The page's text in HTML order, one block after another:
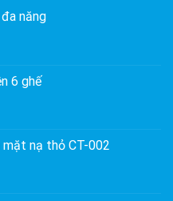
năng
6 ghế
nạ thỏ CT-002